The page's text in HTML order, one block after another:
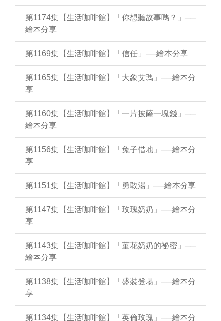
第1174集【生活咖啡館】「你想聽故事嗎？」──
繪本分享
第1169集【生活咖啡館】「信任」──繪本分享
第1165集【生活咖啡館】「大象艾瑪」──繪本分
享
第1160集【生活咖啡館】「一片披薩一塊錢」──
繪本分享
第1156集【生活咖啡館】「兔子借地」──繪本分
享
第1151集【生活咖啡館】「勇敢湯」──繪本分享
第1147集【生活咖啡館】「玫瑰奶奶」──繪本分
享
第1143集【生活咖啡館】「菫花奶奶的祕密」──
繪本分享
第1138集【生活咖啡館】「盛裝登場」──繪本分
享
第1134集【生活咖啡館】「英倫玫瑰」──繪本分